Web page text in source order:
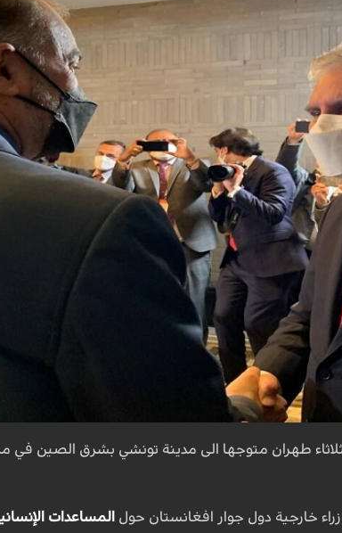
طهران متوجها الى مدينة تونشي بشرق الصين في
خارجية دول جوار افغانستان حول المساعدات